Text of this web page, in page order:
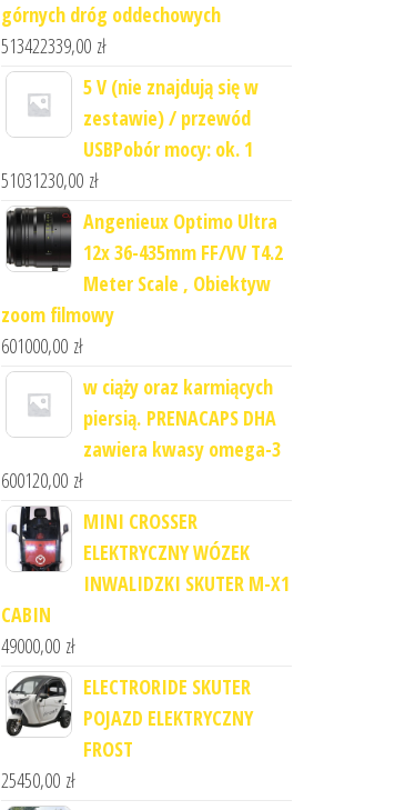
górnych dróg oddechowych
513422339,00 zł
5 V (nie znajdują się w
zestawie) / przewód
USBPobór mocy: ok. 1
51031230,00 zł
Angenieux Optimo Ultra
12x 36-435mm FF/VV T4.2
Meter Scale , Obiektyw
zoom filmowy
601000,00 zł
w ciąży oraz karmiących
piersią. PRENACAPS DHA
zawiera kwasy omega-3
600120,00 zł
MINI CROSSER
ELEKTRYCZNY WÓZEK
INWALIDZKI SKUTER M-X1
CABIN
49000,00 zł
ELECTRORIDE SKUTER
POJAZD ELEKTRYCZNY
FROST
25450,00 zł